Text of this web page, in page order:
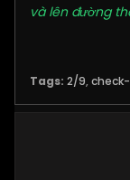
và lên đường
Tags: 2/9,